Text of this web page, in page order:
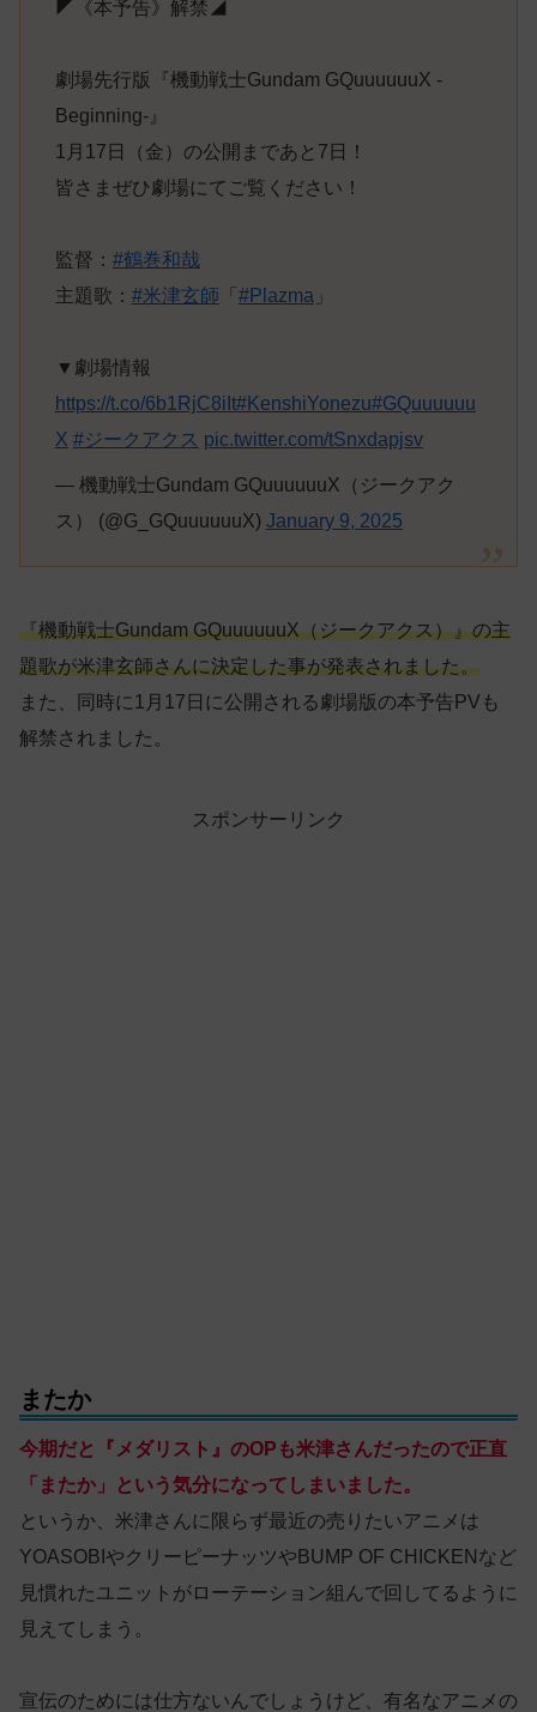
◤《本予告》解禁◢
劇場先行版『機動戦士Gundam GQuuuuuuX -
Beginning-』
1月17日（金）の公開まであと7日！
皆さまぜひ劇場にてご覧ください！
監督： #鶴巻和哉
主題歌： #米津玄師 「 #Plazma 」
▼劇場情報
https://t.co/6b1RjC8iIt#KenshiYonezu#GQuuuuuu
X #ジークアクス pic.twitter.com/tSnxdapjsv
— 機動戦士Gundam GQuuuuuuX（ジークアク
ス） (@G_GQuuuuuuX) January 9, 2025
『機動戦士Gundam GQuuuuuuX（ジークアクス）』の主
題歌が米津玄師さんに決定した事が発表されました。
また、同時に1月17日に公開される劇場版の本予告PVも
解禁されました。
スポンサーリンク
またか
今期だと『メダリスト』のOPも米津さんだったので正直
「またか」という気分になってしまいました。
というか、米津さんに限らず最近の売りたいアニメは
YOASOBIやクリーピーナッツやBUMP OF CHICKENなど
見慣れたユニットがローテーション組んで回してるように
見えてしまう。
宣伝のためには仕方ないんでしょうけど、有名なアニメの